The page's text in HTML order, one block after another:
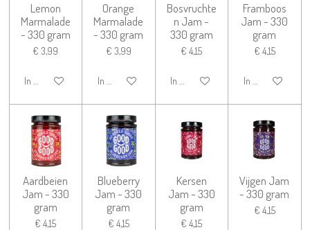
Lemon
Marmalade
- 330 gram
€ 3,99
In winkelwagen
Orange
Marmalade
- 330 gram
€ 3,99
In winkelwagen
Bosvruchte
n Jam -
330 gram
€ 4,15
In winkelwagen
Framboos
Jam - 330
gram
€ 4,15
In winkelwagen
Aardbeien
Jam - 330
gram
€ 4,15
Blueberry
Jam - 330
gram
€ 4,15
Kersen
Jam - 330
gram
€ 4,15
Vijgen Jam
- 330 gram
€ 4,15